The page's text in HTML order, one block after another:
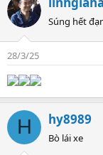
Súng hết
28/3/25
H hy8989
Bò lái xe